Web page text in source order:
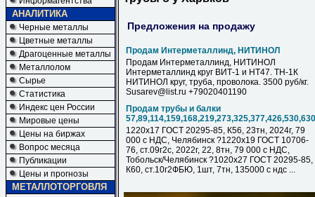
АНАЛИТИКА
Черные металлы
Цветные металлы
Драгоценные металлы
Металлолом
Сырье
Статистика
Индекс цен России
Мировые цены
Цены на биржах
Вопрос месяца
Публикации
Цены и прогнозы
МЕТАЛЛОТОРГОВЛЯ
Предложения на продажу
Продам Интерметаллинд, НИТИНОЛ
Продам Интерметаллинд, НИТИНОЛ
Интерметаллинд круг ВИТ-1 и НТ47. ТН-1К
НИТИНОЛ круг, труба, проволока. 3500 руб/кг.
Susarev@list.ru +79020401190
Продам трубы и балки
1220х17 ГОСТ 20295-85, К56, 23тн, 2024г, 79
000 с НДC, Челябинск ?1220х19 ГОСТ 10706-
76, ст.09г2с, 2022г, 22, 8тн, 79 000 с НДC,
Тобольск/Челябинск ?1020х27 ГОСТ 20295-85,
К60, ст.10г2ФБЮ, 1шт, 7тн, 135000 с ндс ...